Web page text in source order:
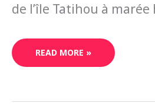
de l’île Tatihou à
READ MORE »